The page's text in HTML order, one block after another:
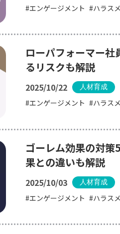
エンゲージメント ハラス
ローパフォーマー
るリスクも解説
2025/10/22 人材育成
エンゲージメント ハラス
ゴーレム効果の対
果との違いも解説
2025/10/03 人材育成
エンゲージメント ハラス